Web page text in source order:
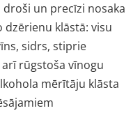
droši un precīzi nosaka
klāstā: visu
sidrs, stiprie
rūgstoša vīnogu
mērītāju klāsta